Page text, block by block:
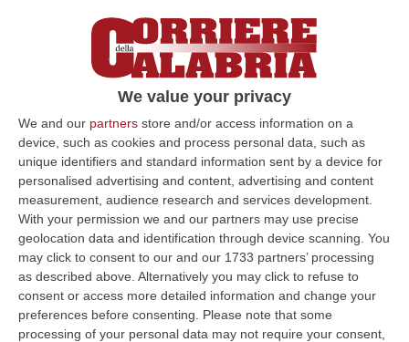
We value your privacy
We and our partners store and/or access information on a
device, such as cookies and process personal data, such as
unique identifiers and standard information sent by a device for
personalised advertising and content, advertising and content
measurement, audience research and services development.
With your permission we and our partners may use precise
geolocation data and identification through device scanning. You
may click to consent to our and our 1733 partners’ processing
as described above. Alternatively you may click to refuse to
consent or access more detailed information and change your
preferences before consenting.
Please note that some
processing of your personal data may not require your consent,
Girifalco, in fiamme una casa. Illesi i
proprietari – FOTO
Il rogo ha distrutto il sottotetto di un
immobile a via Bologna. I vigili del fuoco
hanno spento le fiamme ed interdetto lo